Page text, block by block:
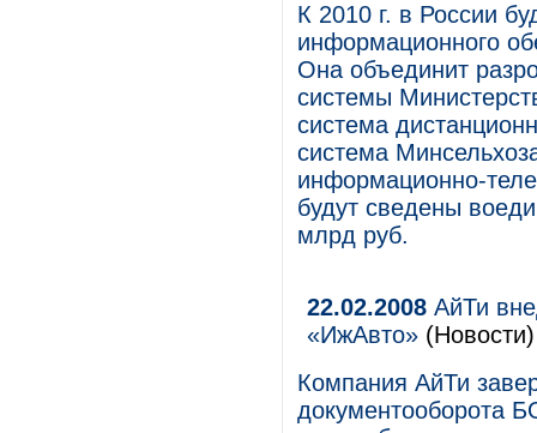
К 2010 г. в России
информационного
Она объединит
системы
система
система
информационно-
будут сведены
млрд руб.
22.02.2008 АйТи
«ИжАвто» (Новости)
Компания АйТи
документооборота